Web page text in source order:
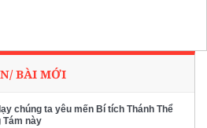
BÀI MỚI
chúng ta yêu mến Bí tích Thánh Thể
Tám này